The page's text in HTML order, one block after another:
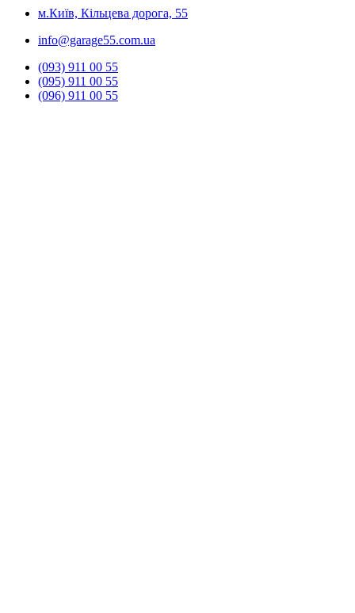
м.Київ, Кільцева дорога, 55
info@garage55.com.ua
(093) 911 00 55
(095) 911 00 55
(096) 911 00 55